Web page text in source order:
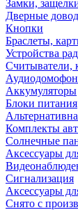
Замки,
Дверные
Кнопки
Браслеты,
Устройства
Считыватели,
Аккумуляторы
Блоки питания
Комплекты
Солнечные
Аксессуары
Сигнализация
Аксессуары
Снято с